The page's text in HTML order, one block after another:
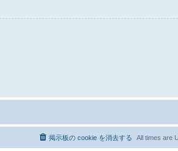
All times are
掲示板の cookie を消去する